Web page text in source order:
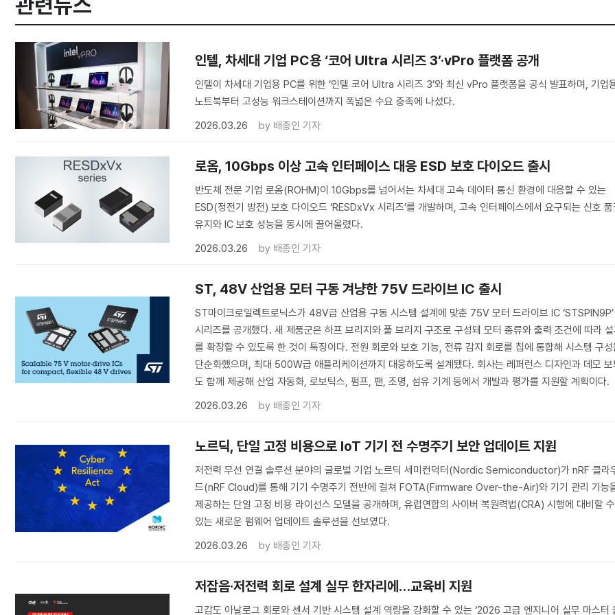
관련뉴스
인텔, 차세대 기업 PC용 ‘코어 Ultra 시리즈 3’·vPro 플랫폼 공개
인텔이 차세대 기업용 PC를 위한 ‘인텔 코어 Ultra 시리즈 3’와 최신 vPro 플랫폼을 공식 발표하며, 기업
노트북부터 고성능 워크스테이션까지 폭넓은 수요 충족에 나섰다.
2026.03.26
by 배종인 기자
로옴, 10Gbps 이상 고속 인터페이스 대응 ESD 보호 다이오드 출시
반도체 전문 기업 로옴(ROHM)이 10Gbps를 넘어서는 차세대 고속 데이터 통신 환경에 대응할 수 있는
ESD(정전기 방전) 보호 다이오드 ‘RESDxVx 시리즈’를 개발하며, 고속 인터페이스에서 요구되는 신호
유지와 IC 보호 성능을 동시에 끌어올렸다.
2026.03.26
by 배종인 기자
ST, 48V 산업용 모터 구동 겨냥한 75V 드라이브 IC 출시
ST마이크로일렉트로닉스가 48V급 산업용 구동 시스템 설계에 맞춘 75V 모터 드라이브 IC ‘STSPIN9P’
시리즈를 공개했다. 새 제품군은 하프 브리지와 풀 브리지 구조로 구성돼 모터 종류와 출력 조건에 따라
를 확장할 수 있도록 한 것이 특징이다. 전원 회로와 보호 기능, 전류 감지 회로를 칩에 통합해 시스템 구
단순화했으며, 최대 500W급 애플리케이션까지 대응하도록 설계됐다. 회사는 레퍼런스 디자인과 데모 보
도 함께 제공해 산업 자동화, 로보틱스, 펌프, 팬, 조명, 섬유 기계 등에서 개발과 평가를 지원할 계획이다.
2026.03.26
by 배종인 기자
노르딕, 단일 고정 비용으로 IoT 기기 전 수명주기 보안 업데이트 지원
저전력 무선 연결 솔루션 분야의 글로벌 기업 노르딕 세미컨덕터(Nordic Semiconductor)가 nRF 클라
드(nRF Cloud)를 통해 기기 수명주기 전반에 걸쳐 FOTA(Firmware Over-the-Air)와 기기 관리 기능
제공하는 단일 고정 비용 라이선스 모델을 공개하며, 유럽연합의 사이버 복원력법(CRA) 시행에 대비할 수
있는 새로운 펌웨어 업데이트 솔루션을 선보였다.
2026.03.26
by 배종인 기자
저잡음·저전력 회로 설계 실무 한자리에…교육비 지원
고감도 아날로그 회로와 센서 기반 시스템 설계 역량을 강화할 수 있는 ‘2026 고급 엔지니어 실무 마스터